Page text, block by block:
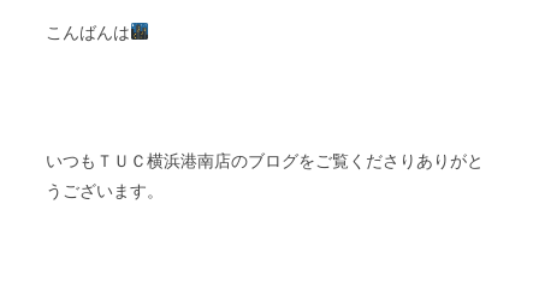
こんばんは
いつも ＴＵＣ横浜港南店のブログをご覧くださりありがと
うございます。